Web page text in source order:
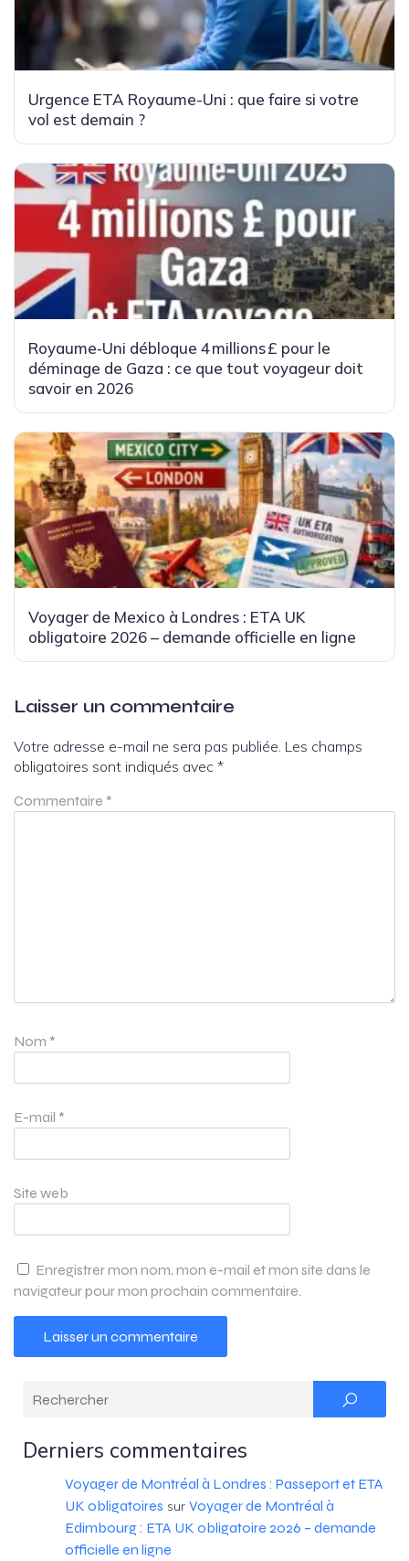
Urgence ETA Royaume-Uni : que faire si votre
vol est demain ?
Royaume‑Uni débloque 4 millions £ pour le
déminage de Gaza : ce que tout voyageur doit
savoir en 2026
Voyager de Mexico à Londres : ETA UK
obligatoire 2026 – demande officielle en ligne
Laisser un commentaire
Votre adresse e-mail ne sera pas publiée. Les champs
obligatoires sont indiqués avec *
Commentaire *
Nom *
E-mail *
Site web
Enregistrer mon nom, mon e-mail et mon site dans le
navigateur pour mon prochain commentaire.
Derniers commentaires
Voyager de Montréal à Londres : Passeport et ETA
UK obligatoires sur Voyager de Montréal à
Edimbourg : ETA UK obligatoire 2026 – demande
officielle en ligne